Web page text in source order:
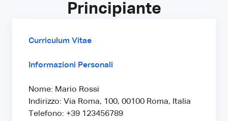
Principiante
Curriculum Vitae
Informazioni Personali
Nome: Mario Rossi
Indirizzo: Via Roma, 100, 00100 Roma, Italia
Telefono: +39 123456789